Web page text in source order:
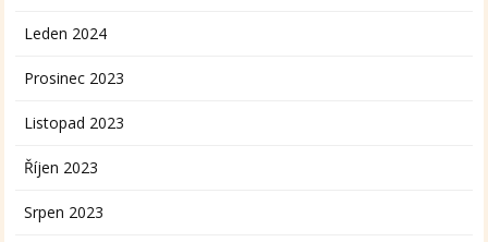
Leden 2024
Prosinec 2023
Listopad 2023
Říjen 2023
Srpen 2023